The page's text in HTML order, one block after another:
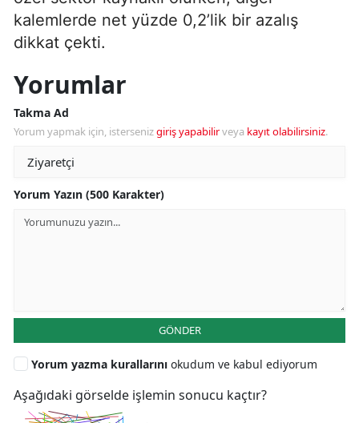
kalemlerde net yüzde 0,2’lik bir azalış
dikkat çekti.
Yorumlar
Takma Ad
Yorum yapmak için, istersenizgiriş yapabilirveya kayıt olabilirsiniz.
Yorum Yazın (500 Karakter)
GÖNDER
Yorum yazma kurallarını okudum ve kabul ediyorum
Aşağıdaki görselde işlemin sonucu kaçtır?